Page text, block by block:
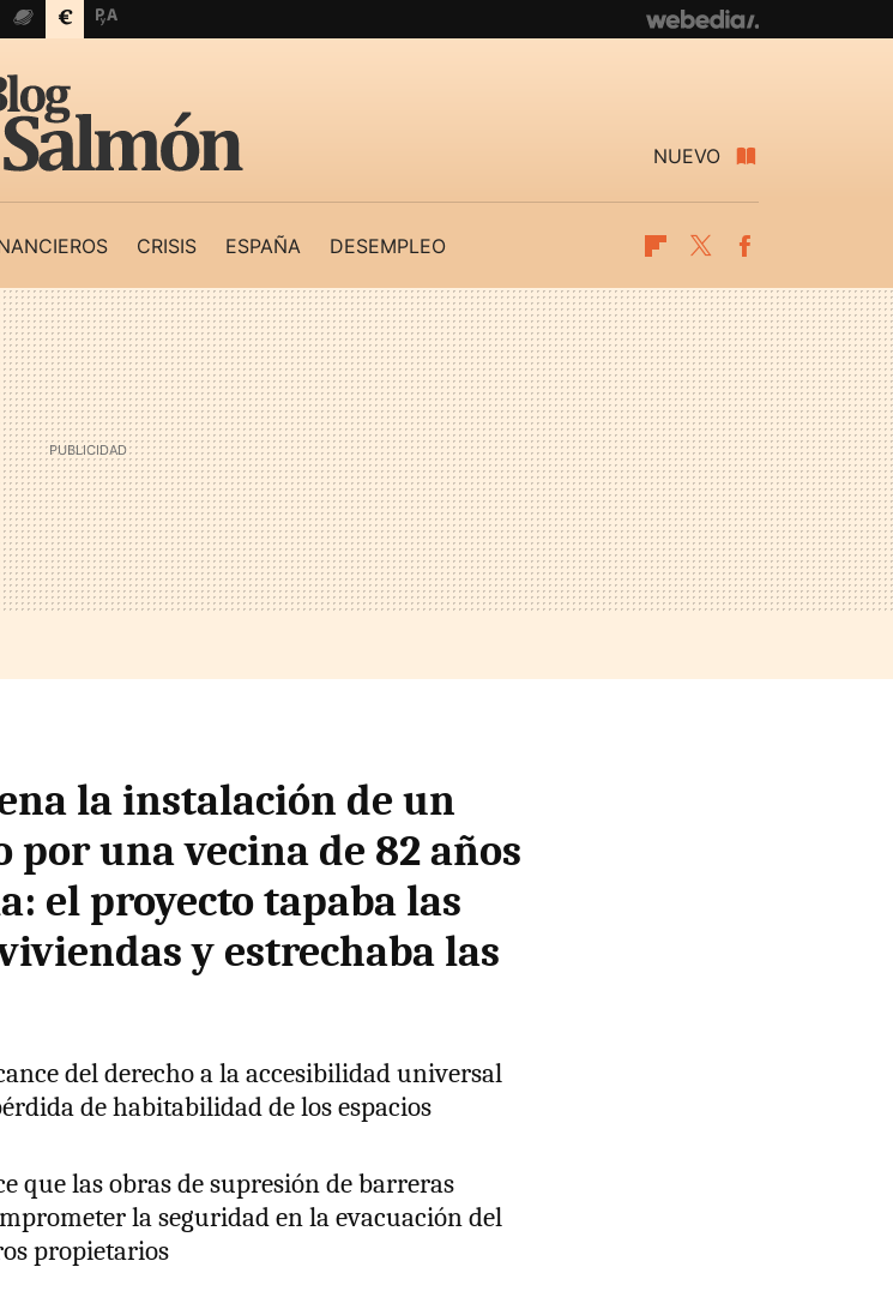
NUEVO
CRISIS ESPAÑA DESEMPLEO Flipboard
Twitter
la instalación de un
por una vecina de 82 años
el proyecto tapaba las
y estrechaba las
del derecho a la accesibilidad universal
de habitabilidad de los espacios
que las obras de supresión de barreras
la seguridad en la evacuación del
propietarios